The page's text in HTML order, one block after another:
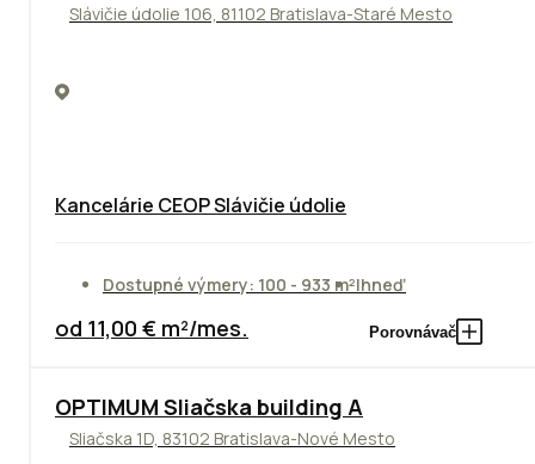
Slávičie údolie 106, 81102 Bratislava-Staré Mesto
Kancelárie CEOP Slávičie údolie
Dostupné výmery: 100 - 933 m²Ihneď
od 11,00 € m²/mes. Porovnávač
OPTIMUM Sliačska building A
Sliačska 1D, 83102 Bratislava-Nové Mesto